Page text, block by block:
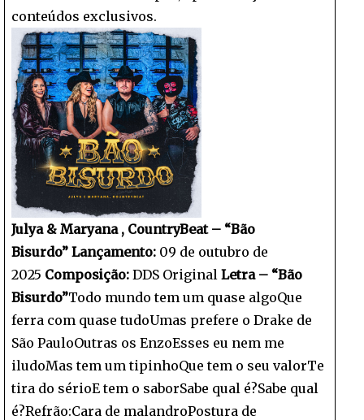
conteúdos exclusivos.
Julya & Maryana , CountryBeat – “Bão
Bisurdo” Lançamento: 09 de outubro de
2025 Composição: DDS Original Letra – “Bão
Bisurdo”Todo mundo tem um quase algoQue
ferra com quase tudoUmas prefere o Drake de
São PauloOutras os EnzoEsses eu nem me
iludoMas tem um tipinhoQue tem o seu valorTe
tira do sérioE tem o saborSabe qual é?Sabe qual
é?Refrão:Cara de malandroPostura de